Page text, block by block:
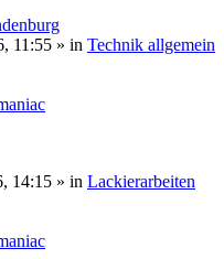
11:55 » in Technik allgemein
14:15 » in Lackierarbeiten